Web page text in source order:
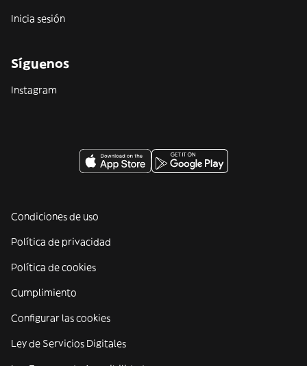
Inicia sesión
Síguenos
Instagram
Condiciones de uso
Política de privacidad
Política de cookies
Cumplimiento
Configurar las cookies
Ley de Servicios Digitales